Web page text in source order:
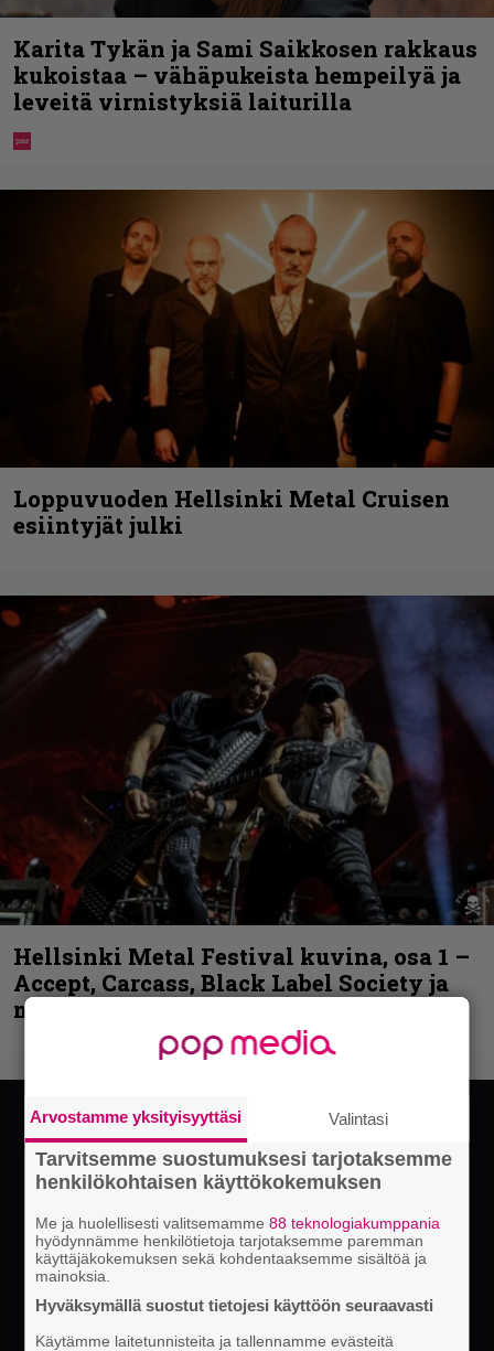
Karita Tykän ja Sami Saikkosen rakkaus
kukoistaa – vähäpukeista hempeilyä ja
leveitä virnistyksiä laiturilla
Loppuvuoden Hellsinki Metal Cruisen
esiintyjät julki
Hellsinki Metal Festival kuvina, osa 1 –
Accept, Carcass, Black Label Society ja
muita avauspäivän esiintyjiä
Arvostamme yksityisyyttäsi Valintasi
Tarvitsemme suostumuksesi tarjotaksemme
henkilökohtaisen käyttökokemuksen
Me ja huolellisesti valitsemamme88 teknologiakumppania
hyödynnämme henkilötietoja tarjotaksemme paremman
käyttäjäkokemuksen sekä kohdentaaksemme sisältöä ja
mainoksia.
Hyväksymällä suostut tietojesi käyttöön seuraavasti
Käytämme laitetunnisteita ja tallennamme evästeitä